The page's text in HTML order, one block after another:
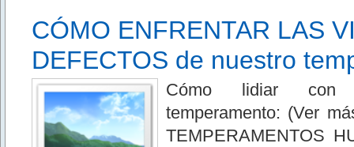
CÓMO ENFRENTAR LAS
DEFECTOS de nuestro
Cómo lidiar con
temperamento: (Ver
TEMPERAMENTOS